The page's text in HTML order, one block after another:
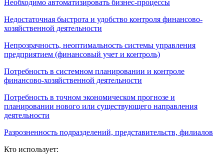
Необходимо автоматизировать бизнес-процессы
Недостаточная быстрота и удобство контроля финансово-
хозяйственной деятельности
Непрозрачность, неоптимальность системы управления
предприятием (финансовый учет и контроль)
Потребность в системном планировании и контроле
финансово-хозяйственной деятельности
Потребность в точном экономическом прогнозе и
планировании нового или существующего направления
деятельности
Разрозненность подразделений, представительств, филиалов
Кто использует: